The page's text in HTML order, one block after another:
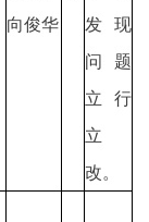
向俊华
发现
问题
立行
立
改。